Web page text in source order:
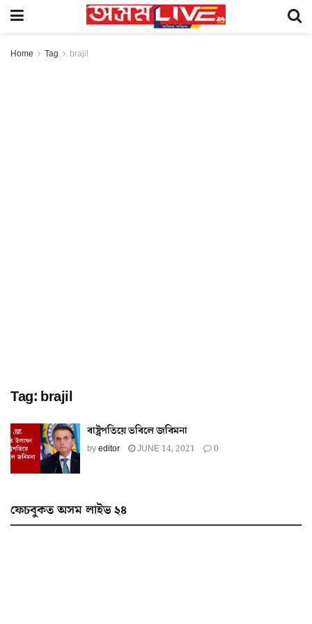
Home Tag brajil
Tag: brajil
ৰাষ্ট্ৰপতিয়ে ভৰিলে জৰিমনা
byeditor JUNE 14, 2021 0
ফেচবুকত অসম লাইভ ২৪